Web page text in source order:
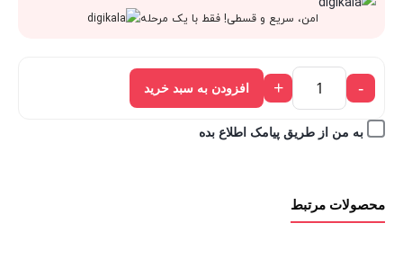
475,000 تومان
بود.
قیمت
فعلی:
427,500 تومان.
امن، سریع و قسطی! فقط با یک مرحله
-
+ افزودن به سبد خرید
به من از طریق پیامک اطلاع بده
محصولات مرتبط